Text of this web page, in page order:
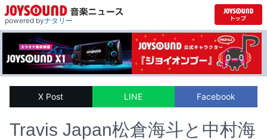
powered byナタリー
X Post LINE Facebook
Travis Japan松倉海斗と中村海